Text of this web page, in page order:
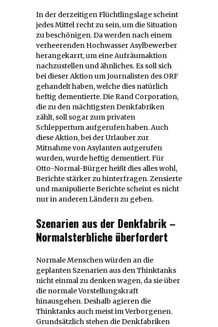
In der derzeitigen Flüchtlingslage scheint
jedes Mittel recht zu sein, um die Situation
zu beschönigen. Da werden nach einem
verheerenden Hochwasser Asylbewerber
herangekarrt, um eine Aufräumaktion
nachzustellen und ähnliches. Es soll sich
bei dieser Aktion um Journalisten des ORF
gehandelt haben, welche dies natürlich
heftig dementierte. Die Rand Corporation,
die zu den mächtigsten Denkfabriken
zählt, soll sogar zum privaten
Schleppertum aufgerufen haben. Auch
diese Aktion, bei der Urlauber zur
Mitnahme von Asylanten aufgerufen
wurden, wurde heftig dementiert. Für
Otto-Normal-Bürger heißt dies alles wohl,
Berichte stärker zu hinterfragen. Zensierte
und manipulierte Berichte scheint es nicht
nur in anderen Ländern zu geben.
Szenarien aus der Denkfabrik –
Normalsterbliche überfordert
Normale Menschen würden an die
geplanten Szenarien aus den Thinktanks
nicht einmal zu denken wagen, da sie über
die normale Vorstellungskraft
hinausgehen. Deshalb agieren die
Thinktanks auch meist im Verborgenen.
Grundsätzlich stehen die Denkfabriken